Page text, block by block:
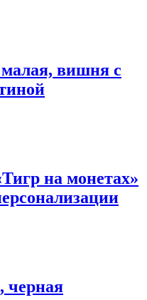
вишня с
на монетах»
черная